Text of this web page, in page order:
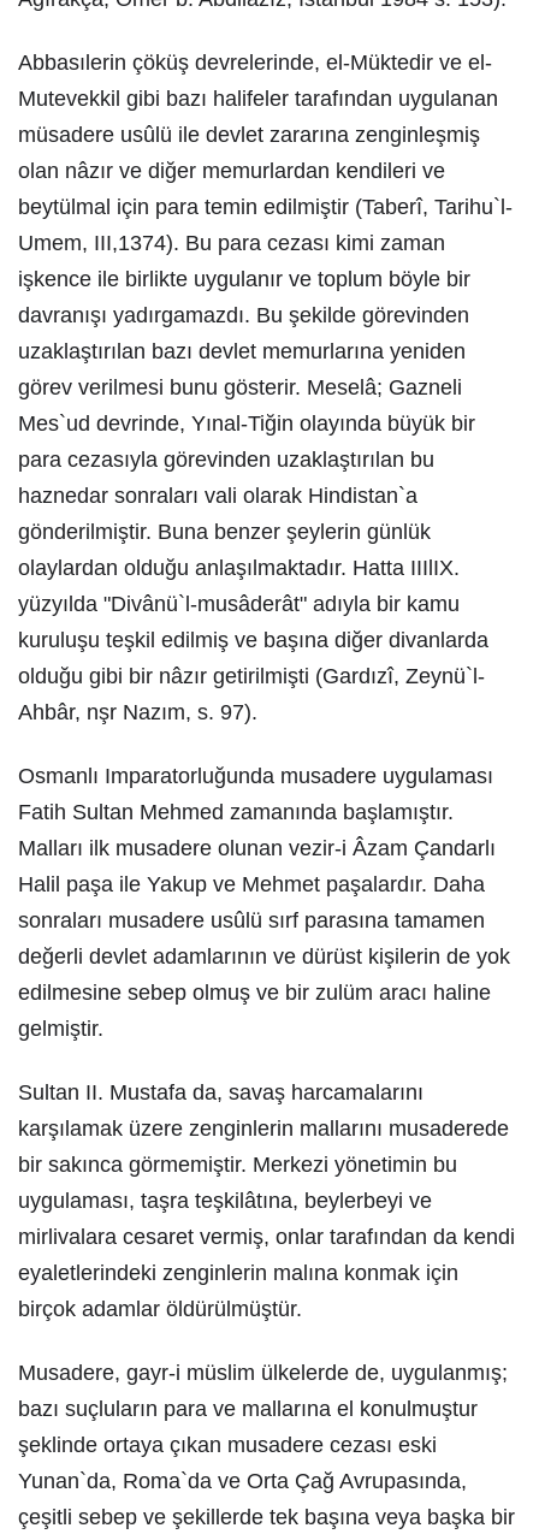
Abbasılerin çöküş devrelerinde, el-Müktedir ve el-
Mutevekkil gibi bazı halifeler tarafından uygulanan
müsadere usûlü ile devlet zararına zenginleşmiş
olan nâzır ve diğer memurlardan kendileri ve
beytülmal için para temin edilmiştir (Taberî, Tarihu`l-
Umem, III,1374). Bu para cezası kimi zaman
işkence ile birlikte uygulanır ve toplum böyle bir
davranışı yadırgamazdı. Bu şekilde görevinden
uzaklaştırılan bazı devlet memurlarına yeniden
görev verilmesi bunu gösterir. Meselâ; Gazneli
Mes`ud devrinde, Yınal-Tiğin olayında büyük bir
para cezasıyla görevinden uzaklaştırılan bu
haznedar sonraları vali olarak Hindistan`a
gönderilmiştir. Buna benzer şeylerin günlük
olaylardan olduğu anlaşılmaktadır. Hatta IIIlIX.
yüzyılda "Divânü`l-musâderât" adıyla bir kamu
kuruluşu teşkil edilmiş ve başına diğer divanlarda
olduğu gibi bir nâzır getirilmişti (Gardızî, Zeynü`l-
Ahbâr, nşr Nazım, s. 97).
Osmanlı Imparatorluğunda musadere uygulaması
Fatih Sultan Mehmed zamanında başlamıştır.
Malları ilk musadere olunan vezir-i Âzam Çandarlı
Halil paşa ile Yakup ve Mehmet paşalardır. Daha
sonraları musadere usûlü sırf parasına tamamen
değerli devlet adamlarının ve dürüst kişilerin de yok
edilmesine sebep olmuş ve bir zulüm aracı haline
gelmiştir.
Sultan II. Mustafa da, savaş harcamalarını
karşılamak üzere zenginlerin mallarını musaderede
bir sakınca görmemiştir. Merkezi yönetimin bu
uygulaması, taşra teşkilâtına, beylerbeyi ve
mirlivalara cesaret vermiş, onlar tarafından da kendi
eyaletlerindeki zenginlerin malına konmak için
birçok adamlar öldürülmüştür.
Musadere, gayr-i müslim ülkelerde de, uygulanmış;
bazı suçluların para ve mallarına el konulmuştur
şeklinde ortaya çıkan musadere cezası eski
Yunan`da, Roma`da ve Orta Çağ Avrupasında,
çeşitli sebep ve şekillerde tek başına veya başka bir